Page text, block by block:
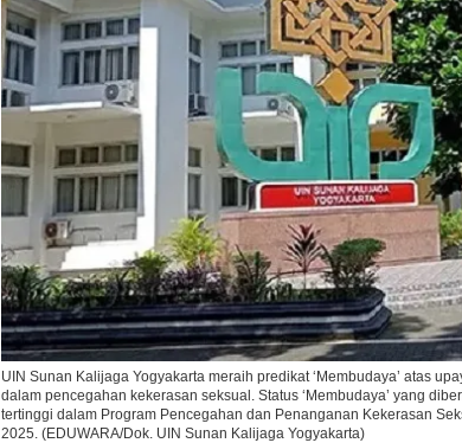
UIN Sunan Kalijaga Yogyakarta meraih predikat ‘Membudaya’ atas
dalam pencegahan kekerasan seksual. Status ‘Membudaya’ yang
tertinggi dalam Program Pencegahan dan Penanganan Kekerasan
2025. (EDUWARA/Dok. UIN Sunan Kalijaga Yogyakarta)